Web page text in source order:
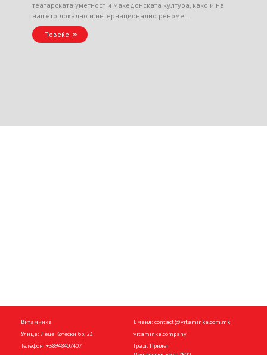
театарската уметност и македонската култура, како и на
нашето локално и интернационално реноме …
Повеќе
Витаминка
Улица: Леце Котески бр. 23
Телефон: +38948407407
Емаил: contact@vitaminka.com.mk
vitaminka.company
Град: Прилеп